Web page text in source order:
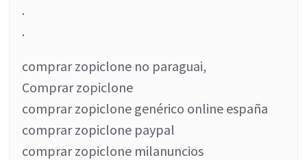
.
.
comprar zopiclone no paraguai,
Comprar zopiclone
comprar zopiclone genérico online españa
comprar zopiclone paypal
comprar zopiclone milanuncios